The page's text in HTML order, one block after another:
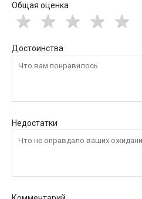
Общая оценка
Достоинства
Недостатки